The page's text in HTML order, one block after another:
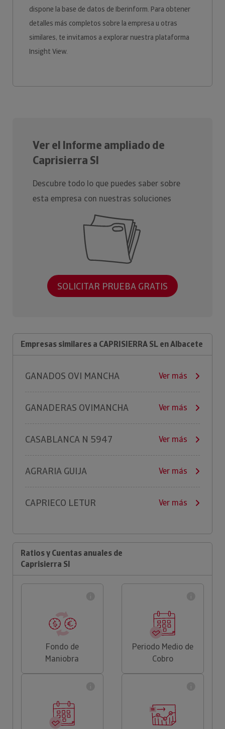
dispone la base de datos de Iberinform. Para obtener
detalles más completos sobre la empresa u otras
similares, te invitamos a explorar nuestra plataforma
Insight View.
Ver el Informe ampliado de
Caprisierra Sl
Descubre todo lo que puedes saber sobre
esta empresa con nuestras soluciones
SOLICITAR PRUEBA GRATIS
Empresas similares a CAPRISIERRA SL en Albacete
GANADOS OVI MANCHA Ver más
GANADERAS OVIMANCHA Ver más
CASABLANCA N 5947 Ver más
AGRARIA GUIJA Ver más
CAPRIECO LETUR Ver más
Ratios y Cuentas anuales de
Caprisierra Sl
Fondo de
Maniobra
Periodo Medio de
Cobro